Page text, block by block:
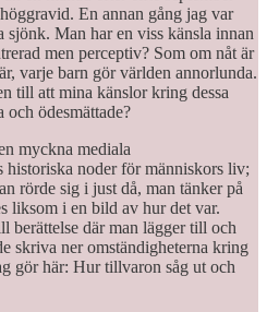
En annan gång jag var
Man har en viss känsla innan
men perceptiv? Som om nåt är
varje barn gör världen annorlunda.
till att mina känslor kring dessa
och ödesmättade?
myckna mediala
historiska noder för människors liv;
rörde sig i just då, man tänker på
liksom i en bild av hur det var.
berättelse där man lägger till och
skriva ner omständigheterna kring
gör här: Hur tillvaron såg ut och